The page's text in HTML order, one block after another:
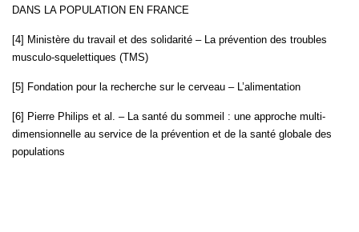
DANS LA POPULATION EN FRANCE
[4] Ministère du travail et des solidarité – La prévention des troubles
musculo-squelettiques (TMS)
[5] Fondation pour la recherche sur le cerveau – L’alimentation
[6] Pierre Philips et al. – La santé du sommeil : une approche multi-
dimensionnelle au service de la prévention et de la santé globale des
populations